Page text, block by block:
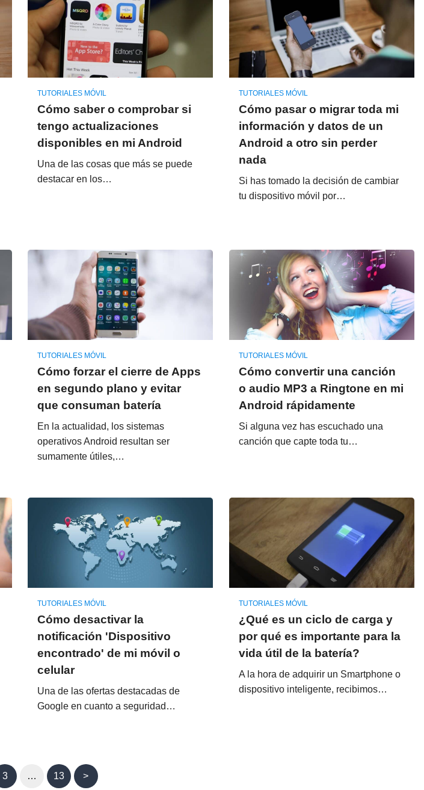
TUTORIALES MÓVIL
Cómo saber o comprobar si
tengo actualizaciones
disponibles en mi Android
Una de las cosas que más se puede
destacar en los…
TUTORIALES MÓVIL
Cómo pasar o migrar toda mi
información y datos de un
Android a otro sin perder
nada
Si has tomado la decisión de cambiar
tu dispositivo móvil por…
TUTORIALES MÓVIL
Cómo forzar el cierre de Apps
en segundo plano y evitar
que consuman batería
En la actualidad, los sistemas
operativos Android resultan ser
sumamente útiles,…
TUTORIALES MÓVIL
Cómo convertir una canción
o audio MP3 a Ringtone en mi
Android rápidamente
Si alguna vez has escuchado una
canción que capte toda tu…
TUTORIALES MÓVIL
Cómo desactivar la
notificación 'Dispositivo
encontrado' de mi móvil o
celular
Una de las ofertas destacadas de
Google en cuanto a seguridad…
TUTORIALES MÓVIL
¿Qué es un ciclo de carga y
por qué es importante para la
vida útil de la batería?
A la hora de adquirir un Smartphone o
dispositivo inteligente, recibimos…
3 … 13 >